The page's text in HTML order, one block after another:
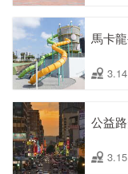
馬卡
公益